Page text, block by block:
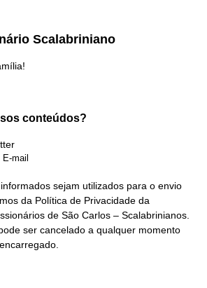
Scalabriniano
conteúdos?
sejam utilizados para o envio
da Política de Privacidade da
de São Carlos – Scalabrinianos.
ser cancelado a qualquer momento
.